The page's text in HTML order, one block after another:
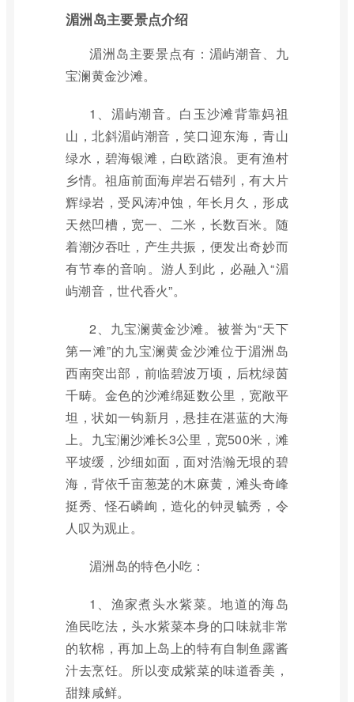
湄洲岛主要景点介绍
湄洲岛主要景点有：湄屿潮音、九
宝澜黄金沙滩。
1、湄屿潮音。白玉沙滩背靠妈祖
山，北斜湄屿潮音，笑口迎东海，青山
绿水，碧海银滩，白欧踏浪。更有渔村
乡情。祖庙前面海岸岩石错列，有大片
辉绿岩，受风涛冲蚀，年长月久，形成
天然凹槽，宽一、二米，长数百米。随
着潮汐吞吐，产生共振，便发出奇妙而
有节奉的音响。游人到此，必融入“湄
屿潮音，世代香火”。
2、九宝澜黄金沙滩。被誉为“天下
第一滩”的九宝澜黄金沙滩位于湄洲岛
西南突出部，前临碧波万顷，后枕绿茵
千畴。金色的沙滩绵延数公里，宽敞平
坦，状如一钩新月，悬挂在湛蓝的大海
上。九宝澜沙滩长3公里，宽500米，滩
平坡缓，沙细如面，面对浩瀚无垠的碧
海，背依千亩葱茏的木麻黄，滩头奇峰
挺秀、怪石嶙峋，造化的钟灵毓秀，令
人叹为观止。
湄洲岛的特色小吃：
1、渔家煮头水紫菜。地道的海岛
渔民吃法，头水紫菜本身的口味就非常
的软棉，再加上岛上的特有自制鱼露酱
汁去烹饪。所以变成紫菜的味道香美，
甜辣咸鲜。